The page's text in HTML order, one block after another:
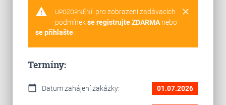
warning clear
UPOZORNĚNÍ: pro zobrazení zadávacích
podmínekse registrujte ZDARMAnebo
se přihlašte.
Termíny:
calendar_today Datum zahájení zakázky: 01.07.2026